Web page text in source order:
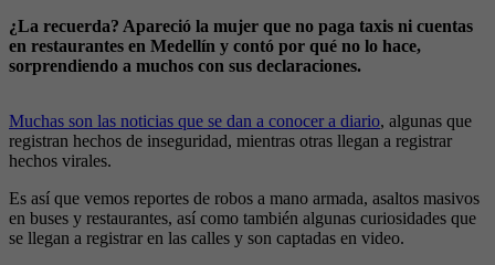
¿La recuerda? Apareció la mujer que no paga taxis ni cuentas
en restaurantes en Medellín y contó por qué no lo hace,
sorprendiendo a muchos con sus declaraciones.
Muchas son las noticias que se dan a conocer a diario, algunas que
registran hechos de inseguridad, mientras otras llegan a registrar
hechos virales.
Es así que vemos reportes de robos a mano armada, asaltos masivos
en buses y restaurantes, así como también algunas curiosidades que
se llegan a registrar en las calles y son captadas en video.